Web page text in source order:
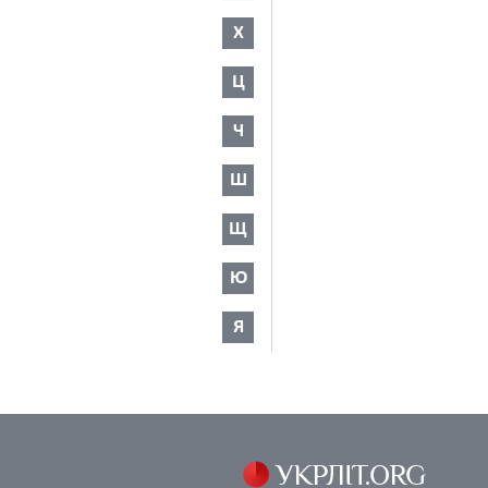
Х
Ц
Ч
Ш
Щ
Ю
Я